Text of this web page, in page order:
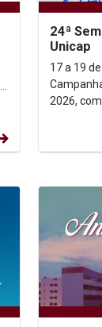
24ª
Unicap
17 a 19 de
2026,